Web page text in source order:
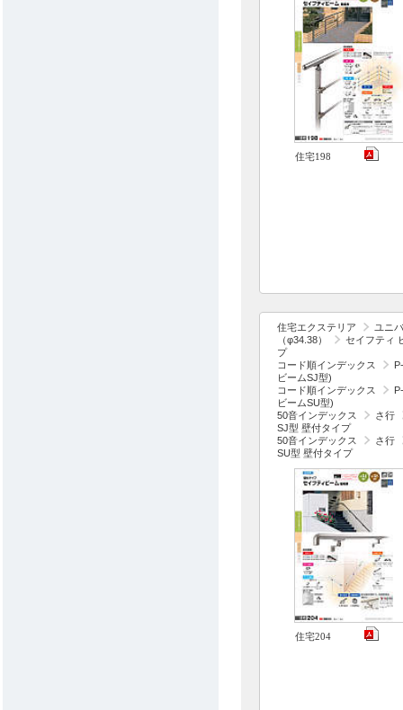
住宅198
住宅エクステリア
ユニ
（φ34.38）
セイフティ
プ
コード順インデックス
ビームSJ型)
コード順インデックス
ビームSU型)
50音インデックス
さ行
SJ型 壁付タイプ
50音インデックス
さ行
SU型 壁付タイプ
住宅204